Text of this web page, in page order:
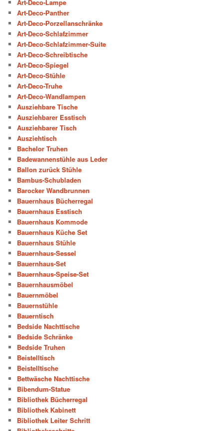
Art-Deco-Lampe
Art-Deco-Panther
Art-Deco-Porzellanschränke
Art-Deco-Schlafzimmer
Art-Deco-Schlafzimmer-Suite
Art-Deco-Schreibtische
Art-Deco-Spiegel
Art-Deco-Stühle
Art-Deco-Truhe
Art-Deco-Wandlampen
Ausziehbare Tische
Ausziehbarer Esstisch
Ausziehbarer Tisch
Ausziehtisch
Bachelor Truhen
Badewannenstühle aus Leder
Ballon zurück Stühle
Bambus-Schubladen
Barocker Wandbrunnen
Bauernhaus Bücherregal
Bauernhaus Esstisch
Bauernhaus Kommode
Bauernhaus Küche Set
Bauernhaus Stühle
Bauernhaus-Sessel
Bauernhaus-Set
Bauernhaus-Speise-Set
Bauernhausmöbel
Bauernmöbel
Bauernstühle
Bauerntisch
Bedside Nachttische
Bedside Schränke
Bedside Truhen
Beistelltisch
Beistelltische
Bettwäsche Nachttische
Bibendum-Statue
Bibliothek Bücherregal
Bibliothek Kabinett
Bibliothek Leiter Schritt